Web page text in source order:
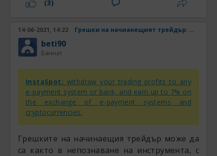
увереност никога не му липсва.
увереноста, че пазара е създаден точно за
да може той да го разбие, е по-голяма.
Несигурноста идва значително по-късно -
започне да му просветва, че е голям
нещастник.
(3)
14-06-2021, 14:22 Грешки на начианещият трейдър: Непознаване на инструмента
beti90
Баннат
InstaSpot: withdraw your trading profits to any
e-payment system or bank, and earn up to 7% on
the exchange of e-payment systems and
cryptocurrencies.
Грешките на начинаещия трейдър може да
са както в непознаване на инструмента, с